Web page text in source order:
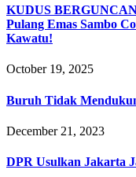
KUDUS
Pulang Emas Sambo
Kawatu!
October 19, 2025
Buruh Tidak
December 21, 2023
DPR Usulkan Jakarta